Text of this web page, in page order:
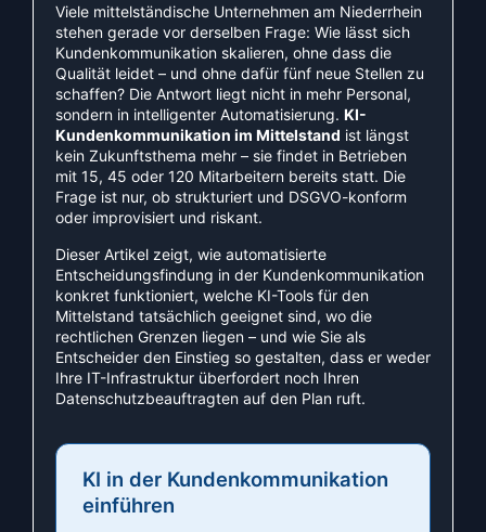
Viele mittelständische Unternehmen am Niederrhein
stehen gerade vor derselben Frage: Wie lässt sich
Kundenkommunikation skalieren, ohne dass die
Qualität leidet – und ohne dafür fünf neue Stellen zu
schaffen? Die Antwort liegt nicht in mehr Personal,
sondern in intelligenter Automatisierung. KI-
Kundenkommunikation im Mittelstand ist längst
kein Zukunftsthema mehr – sie findet in Betrieben
mit 15, 45 oder 120 Mitarbeitern bereits statt. Die
Frage ist nur, ob strukturiert und DSGVO-konform
oder improvisiert und riskant.
Dieser Artikel zeigt, wie automatisierte
Entscheidungsfindung in der Kundenkommunikation
konkret funktioniert, welche KI-Tools für den
Mittelstand tatsächlich geeignet sind, wo die
rechtlichen Grenzen liegen – und wie Sie als
Entscheider den Einstieg so gestalten, dass er weder
Ihre IT-Infrastruktur überfordert noch Ihren
Datenschutzbeauftragten auf den Plan ruft.
KI in der Kundenkommunikation
einführen